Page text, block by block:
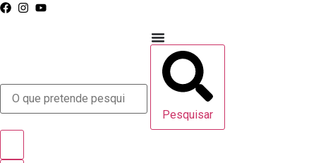
Pesquisar